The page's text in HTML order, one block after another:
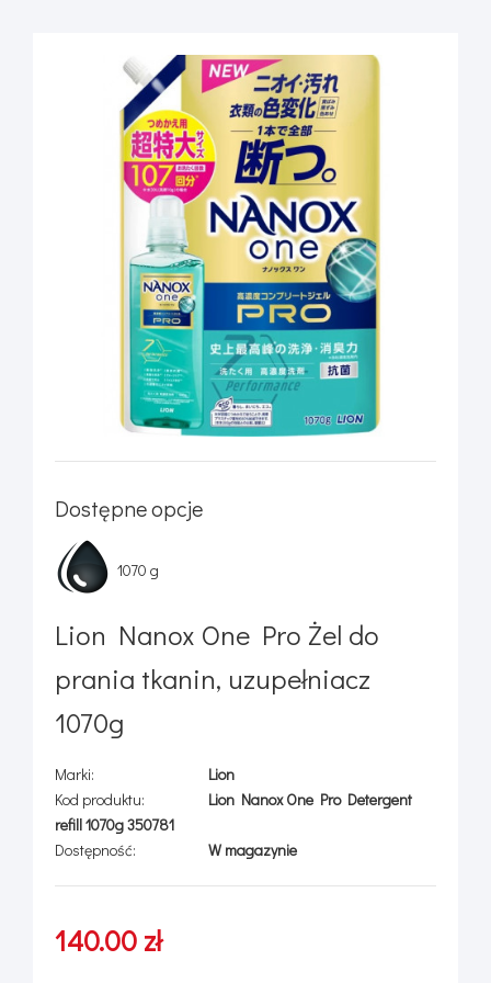
Dostępne opcje
1070 g
Lion Nanox One Pro Żel do
prania tkanin, uzupełniacz
1070g
Marki:
Lion
Kod produktu:
Lion Nanox One Pro Detergent
refill 1070g 350781
Dostępność:
W magazynie
140.00 zł